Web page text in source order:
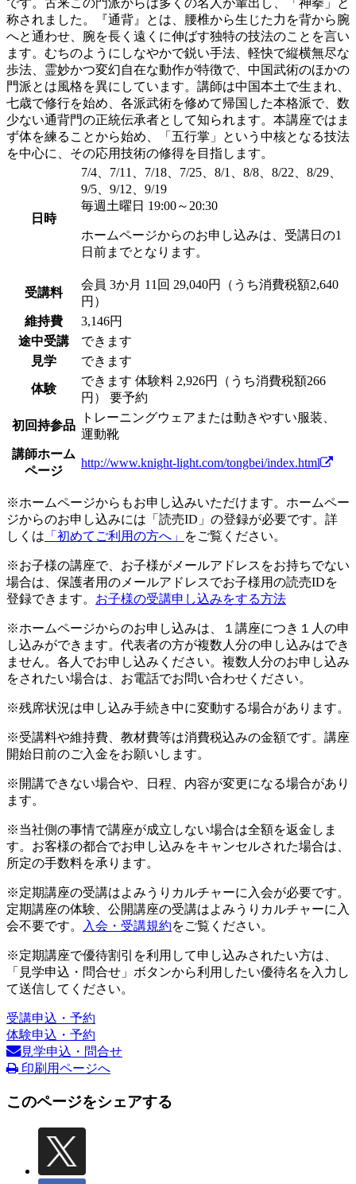
称されました。『通背』とは、腰椎から生じた力を背から腕
へと通わせ、腕を長く遠くに伸ばす独特の技法のことを言い
ます。むちのようにしなやかで鋭い手法、軽快で縦横無尽な
歩法、霊妙かつ変幻自在な動作が特徴で、中国武術のほかの
門派とは風格を異にしています。講師は中国本土で生まれ、
七歳で修行を始め、各派武術を修めて帰国した本格派で、数
少ない通背門の正統伝承者として知られます。本講座ではま
ず体を練ることから始め、「五行掌」という中核となる技法
を中心に、その応用技術の修得を目指します。
日時
7/4、7/11、7/18、7/25、8/1、8/8、8/22、8/29、
9/5、9/12、9/19
毎週土曜日 19:00～20:30
ホームページからのお申し込みは、受講日の1
日前までとなります。
受講料
会員 3か月 11回 29,040円（うち消費税額2,640
円）
維持費
3,146円
途中受講
できます
見学
できます
体験
できます 体験料 2,926円（うち消費税額266
円） 要予約
初回持参品
トレーニングウェアまたは動きやすい服装、
運動靴
講師ホーム
ページ
http://www.knight-light.com/tongbei/index.html
※ホームページからもお申し込みいただけます。ホームペー
ジからのお申し込みには「読売ID」の登録が必要です。詳
しくは 「初めてご利用の方へ」 をご覧ください。
※お子様の講座で、お子様がメールアドレスをお持ちでない
場合は、保護者用のメールアドレスでお子様用の読売IDを
登録できます。 お子様の受講申し込みをする方法
※ホームページからのお申し込みは、１講座につき１人の申
し込みができます。代表者の方が複数人分の申し込みはでき
ません。各人でお申し込みください。複数人分のお申し込み
をされたい場合は、お電話でお問い合わせください。
※残席状況は申し込み手続き中に変動する場合があります。
※受講料や維持費、教材費等は消費税込みの金額です。講座
開始日前のご入金をお願いします。
※開講できない場合や、日程、内容が変更になる場合があり
ます。
※当社側の事情で講座が成立しない場合は全額を返金しま
す。お客様の都合でお申し込みをキャンセルされた場合は、
所定の手数料を承ります。
※定期講座の受講はよみうりカルチャーに入会が必要です。
定期講座の体験、公開講座の受講はよみうりカルチャーに入
会不要です。
入会・受講規約をご覧ください。
※定期講座で優待割引を利用して申し込みされたい方は、
「見学申込・問合せ」ボタンから利用したい優待名を入力し
て送信してください。
受講申込・予約
体験申込・予約
見学申込・問合せ
印刷用ページへ
このページをシェアする